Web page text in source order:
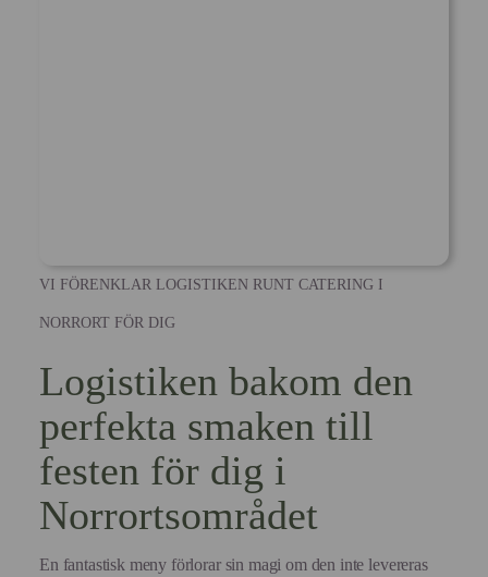
VI FÖRENKLAR LOGISTIKEN RUNT CATERING I
NORRORT FÖR DIG
Logistiken bakom den
perfekta smaken till
festen för dig i
Norrortsområdet
En fantastisk meny förlorar sin magi om den inte levereras